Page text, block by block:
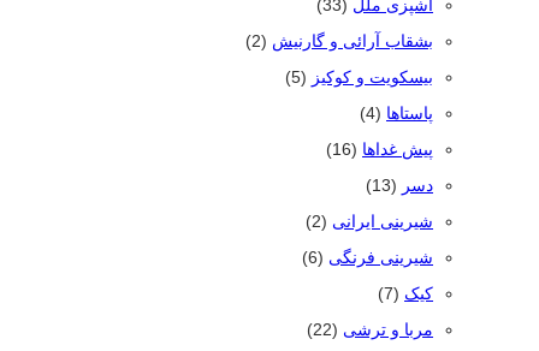
آشپزی ملل (33)
بشقاب آرائی و گارنیش (2)
بیسکویت و کوکیز (5)
پاستاها (4)
پیش غداها (16)
دسر (13)
شیرینی ایرانی (2)
شیرینی فرنگی (6)
کیک (7)
مربا و ترشی (22)